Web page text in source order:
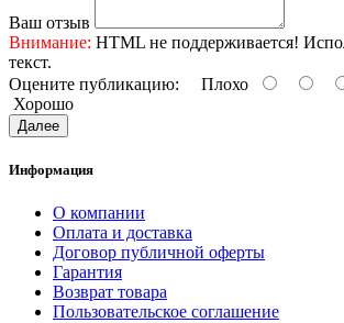
Ваш отзыв
Внимание: HTML не поддерживается!
текст.
Оцените публикацию:
Плохо
Хорошо
Далее
Информация
О компании
Оплата и доставка
Договор публичной оферты
Гарантия
Возврат товара
Пользовательское соглашение